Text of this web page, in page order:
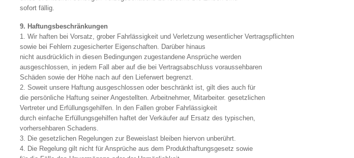
sofort fällig.
9. Haftungsbeschränkungen
1. Wir haften bei Vorsatz, grober Fahrlässigkeit und Verletzung wesentlicher Vertragspflichten
sowie bei Fehlern zugesicherter Eigenschaften. Darüber hinaus
nicht ausdrücklich in diesen Bedingungen zugestandene Ansprüche werden
ausgeschlossen, in jedem Fall aber auf die bei Vertragsabschluss voraussehbaren
Schäden sowie der Höhe nach auf den Lieferwert begrenzt.
2. Soweit unsere Haftung ausgeschlossen oder beschränkt ist, gilt dies auch für
die persönliche Haftung seiner Angestellten. Arbeitnehmer, Mitarbeiter. gesetzlichen
Vertreter und Erfüllungsgehilfen. ln den Fallen grober Fahrlässigkeit
durch einfache Erfüllungsgehilfen haftet der Verkäufer auf Ersatz des typischen,
vorhersehbaren Schadens.
3. Die gesetzlichen Regelungen zur Beweislast bleiben hiervon unberührt.
4. Die Regelung gilt nicht für Ansprüche aus dem Produkthaftungsgesetz sowie